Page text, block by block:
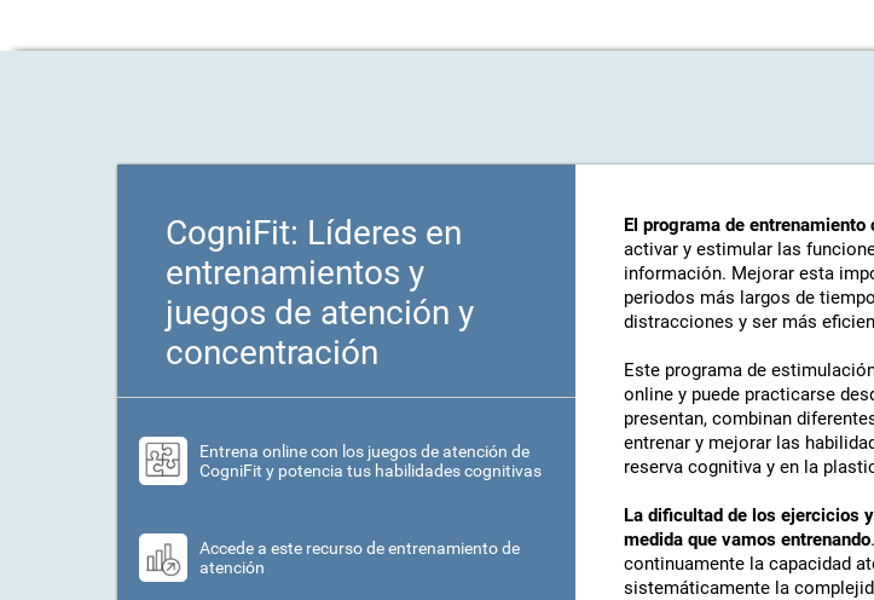
CogniFit: Líderes en
entrenamientos y
juegos de atención y
concentración
Entrena online con los juegos de atención de
CogniFit y potencia tus habilidades cognitivas
Accede a este recurso de entrenamiento de
atención
El programa de
activar y estimular las
información. Mejorar esta
periodos más largos de
distracciones y ser más
Este programa de
online y puede practicarse
presentan, combinan
entrenar y mejorar las
reserva cognitiva y en la
La dificultad de los ejercicios
medida que vamos entrenando
continuamente la capacidad
sistemáticamente la